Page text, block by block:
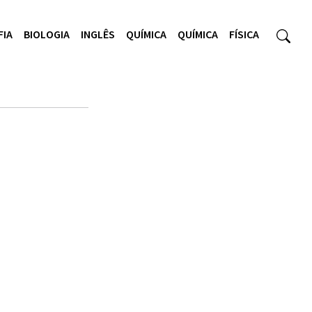
BIOLOGIA INGLÊS QUÍMICA QUÍMICA FÍSICA